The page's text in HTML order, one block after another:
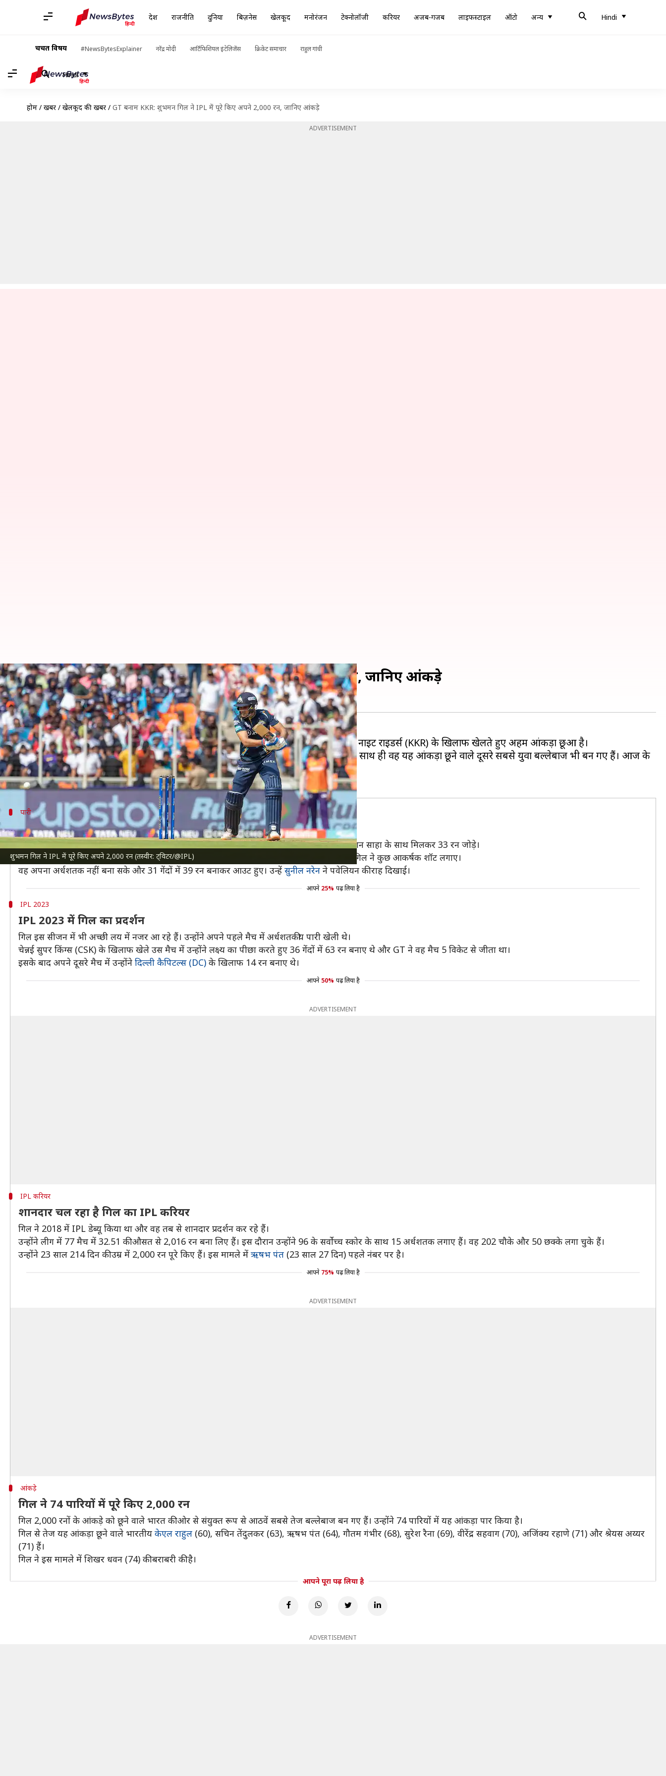
देश राजनीति दुनिया बिज़नेस खेलकूद मनोरंजन टेक्नोलॉजी करियर अजब-गजब लाइफस्टाइल ऑटो अन्य Hindi
चर्चित विषय #NewsBytesExplainer नरेंद्र मोदी आर्टिफिशियल इंटेलिजेंस क्रिकेट समाचार राहुल गांधी
Hindi
होम / खबरें / खेलकूद की खबरें / GT बनाम KKR: शुभमन गिल ने IPL में पूरे किए अपने 2,000 रन, जानिए आंकड़े
ADVERTISEMENT
शुभमन गिल ने IPL में पूरे किए अपने 2,000 रन (तस्वीर: ट्विटर/@IPL)
GT बनाम KKR: शुभमन गिल ने IPL में पूरे किए अपने 2,000 रन, जानिए आंकड़े
लेखन अंकित पसबोला Apr 09, 2023 04:56 pm
क्या है खबर?
इंडियन प्रीमियर लीग (IPL)2023 के 13वें मैच में गुजरात टाइटंस (GT) केशुभमन गिलने कोलकाता नाइट राइडर्स (KKR) के खिलाफ खेलते हुए अहम आंकड़ा छूआ है।
उन्होंने अपने IPL करियर में 2,000 रन पूरे किए हैं और वह ऐसा करने वाले 48वें बल्लेबाज हैं। इसके साथ ही वह यह आंकड़ा छूने वाले दूसरे सबसे युवा बल्लेबाज भी बन गए हैं। आज के
मुकाबले में वह 39 रन बनाकर आउट हुए।
पारी
ऐसी रही गिल की पारी
पारी की शुरुआत करने आए गिल ने पॉवरप्ले में संभलकर बल्लेबाजी की। उन्होंने पहले विकेट के लिए रिद्धिमान साहा के साथ मिलकर 33 रन जोड़े।
इसके बाद दूसरे विकेट के लिए साई सुदर्शन के साथ अर्धशतकीय साझेदारी की। क्रीज पर टिक जाने के बाद गिल ने कुछ आकर्षक शॉट लगाए।
वह अपना अर्धशतक नहीं बना सके और 31 गेंदों में 39 रन बनाकर आउट हुए। उन्हें सुनील नरेन ने पवेलियन की राह दिखाई।
आपने 25% पढ़ लिया है
IPL 2023
IPL 2023 में गिल का प्रदर्शन
गिल इस सीजन में भी अच्छी लय में नजर आ रहे हैं। उन्होंने अपने पहले मैच में अर्धशतकीय पारी खेली थे।
चेन्नई सुपर किंग्स (CSK) के खिलाफ खेले उस मैच में उन्होंने लक्ष्य का पीछा करते हुए 36 गेंदों में 63 रन बनाए थे और GT ने वह मैच 5 विकेट से जीता था।
इसके बाद अपने दूसरे मैच में उन्होंने दिल्ली कैपिटल्स (DC) के खिलाफ 14 रन बनाए थे।
आपने 50% पढ़ लिया है
ADVERTISEMENT
IPL करियर
शानदार चल रहा है गिल का IPL करियर
गिल ने 2018 में IPL डेब्यू किया था और वह तब से शानदार प्रदर्शन कर रहे हैं।
उन्होंने लीग में 77 मैच में 32.51 की औसत से 2,016 रन बना लिए हैं। इस दौरान उन्होंने 96 के सर्वोच्च स्कोर के साथ 15 अर्धशतक लगाए हैं। वह 202 चौके और 50 छक्के लगा चुके हैं।
उन्होंने 23 साल 214 दिन की उम्र में 2,000 रन पूरे किए हैं। इस मामले में ऋषभ पंत (23 साल 27 दिन) पहले नंबर पर है।
आपने 75% पढ़ लिया है
ADVERTISEMENT
आंकड़े
गिल ने 74 पारियों में पूरे किए 2,000 रन
गिल 2,000 रनों के आंकड़े को छूने वाले भारत की ओर से संयुक्त रूप से आठवें सबसे तेज बल्लेबाज बन गए हैं। उन्होंने 74 पारियों में यह आंकड़ा पार किया है।
गिल से तेज यह आंकड़ा छूने वाले भारतीय केएल राहुल (60), सचिन तेंदुलकर (63), ऋषभ पंत (64), गौतम गंभीर (68), सुरेश रैना (69), वीरेंद्र सहवाग (70), अजिंक्य रहाणे (71) और श्रेयस अय्यर
(71) हैं।
गिल ने इस मामले में शिखर धवन (74) की बराबरी की है।
आपने पूरा पढ़ लिया है
ADVERTISEMENT